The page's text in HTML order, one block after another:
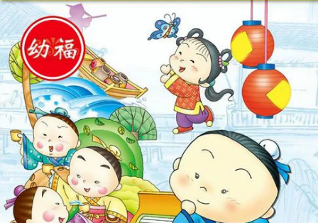
天天免運 美食蛋糕 養生保健 民生用品
居家生活 3C家電 運動休閒 親子玩具
女裝 男裝 化妝保養 情趣用品
日本購物 電子/紙本書
HOT